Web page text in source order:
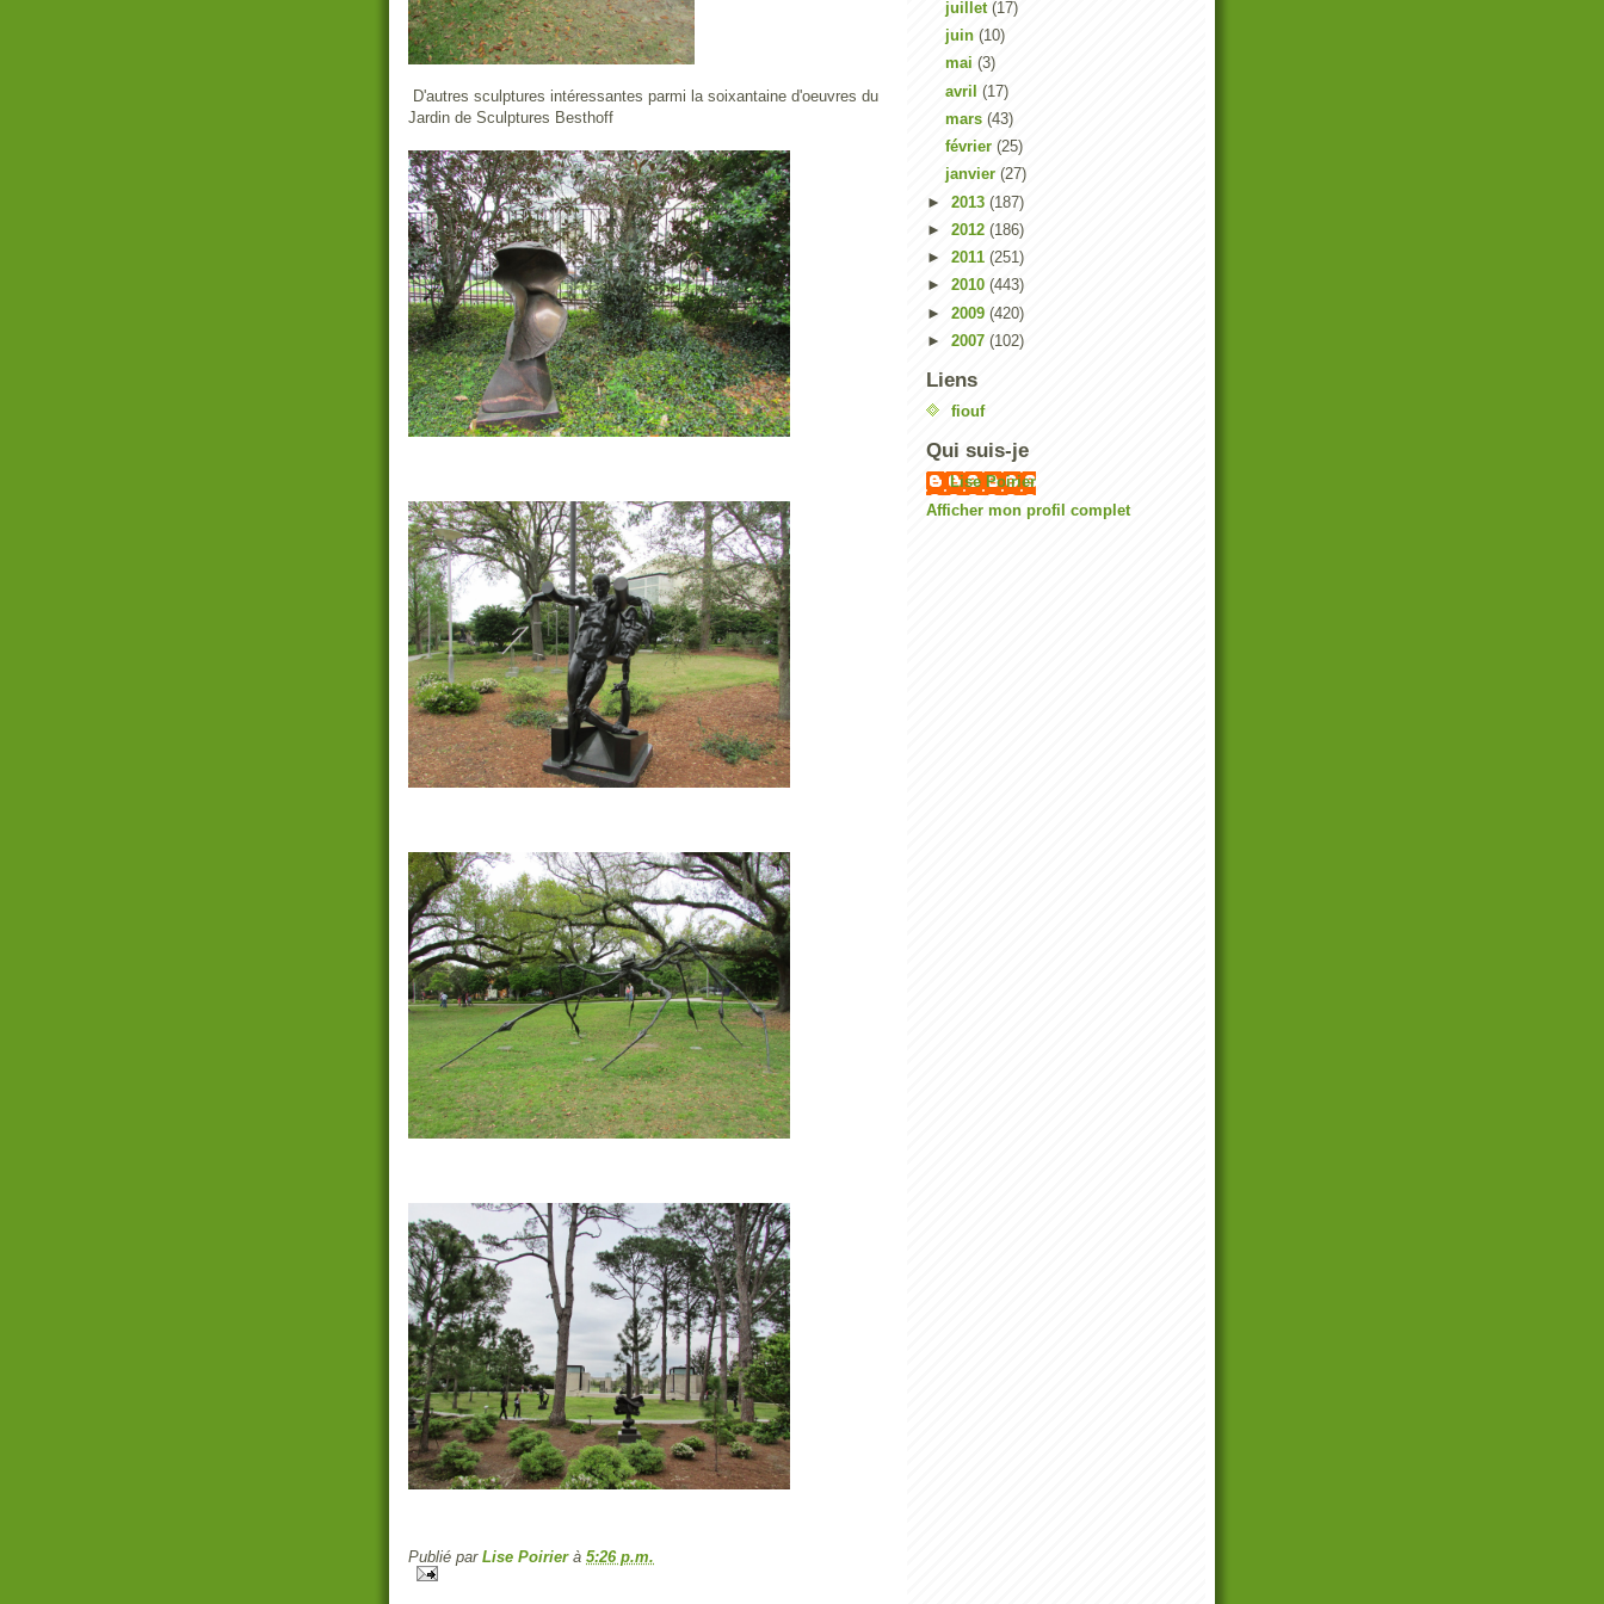
D'autres sculptures intéressantes parmi la soixantaine d'oeuvres du
Jardin de Sculptures Besthoff
Publié par Lise Poirier à 5:26 p.m.
juillet (17)
juin (10)
mai (3)
avril (17)
mars (43)
février (25)
janvier (27)
► 2013 (187)
► 2012 (186)
► 2011 (251)
► 2010 (443)
► 2009 (420)
► 2007 (102)
Liens
fiouf
Qui suis-je
Lise Poirier
Afficher mon profil complet